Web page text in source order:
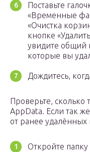
Поставьте
«Временные
«Очистка
кнопке
увидите общий
которые вы
Дождитесь,
Проверьте, сколько
AppData. Если так
от ранее
Откройте